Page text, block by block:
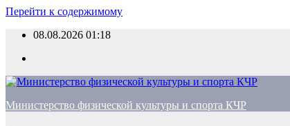
Перейти к содержимому
08.08.2026 01:18
Министерство физической культуры и спорта КЧР